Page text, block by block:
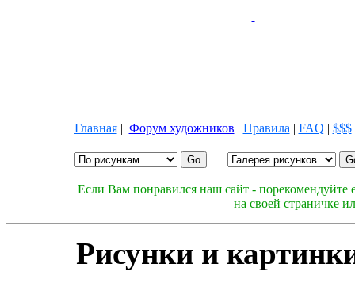
Главная| Форум художников | Правила | FAQ | $$$
Если Вам понравился наш сайт - порекомендуйте
на своей страничке
Рисунки и